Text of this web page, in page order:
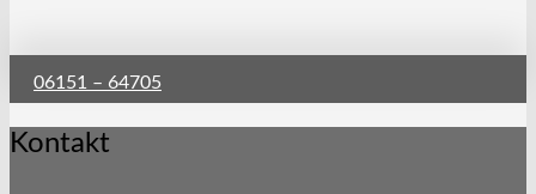
06151 – 64705
Kontakt